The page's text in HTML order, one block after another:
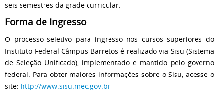
seis semestres da grade curricular.
Forma de Ingresso
O processo seletivo para ingresso nos cursos superiores do
Instituto Federal Câmpus Barretos é realizado via Sisu (Sistema
de Seleção Unificado), implementado e mantido pelo governo
federal. Para obter maiores informações sobre o Sisu, acesse o
site: http://www.sisu.mec.gov.br